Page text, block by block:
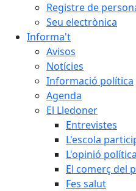
Registre de
Seu electrònica
Informa't
Avisos
Notícies
Informació política
Agenda
El Lledoner
Entrevistes
L'escola
L'opinió política
El comerç del
Fes salut